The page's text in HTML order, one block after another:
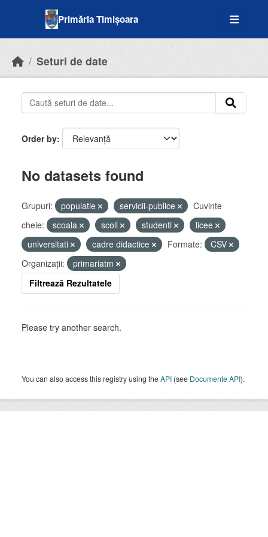
Primăria Timișoara
Seturi de date
Order by
No datasets found
Grupuri: populatie servicii-publice
Cuvinte
cheie:
scoala scoli studenti
licee
universitati
cadre didactice Formate:
CSV
Organizații:
primariatm
Filtrează Rezultatele
Please try another search.
You can also access this registry using theAPI (see Documente API).